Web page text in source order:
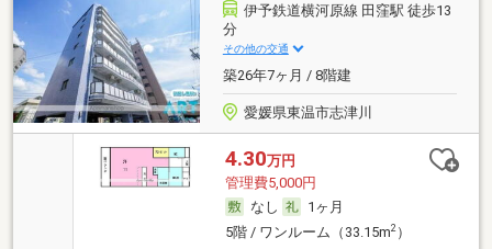
伊予鉄道横河原線 田窪駅 徒歩13
分
その他の交通
築26年7ヶ月 / 8階建
愛媛県東温市志津川
4.30万円
管理費5,000円
なし
1ヶ月
5階 / ワンルーム（33.15m2）